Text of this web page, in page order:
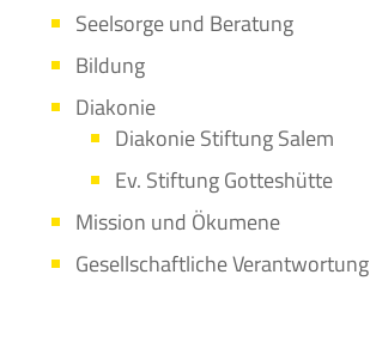
Seelsorge und Beratung
Bildung
Diakonie
Diakonie Stiftung Salem
Ev. Stiftung Gotteshütte
Mission und Ökumene
Gesellschaftliche Verantwortung